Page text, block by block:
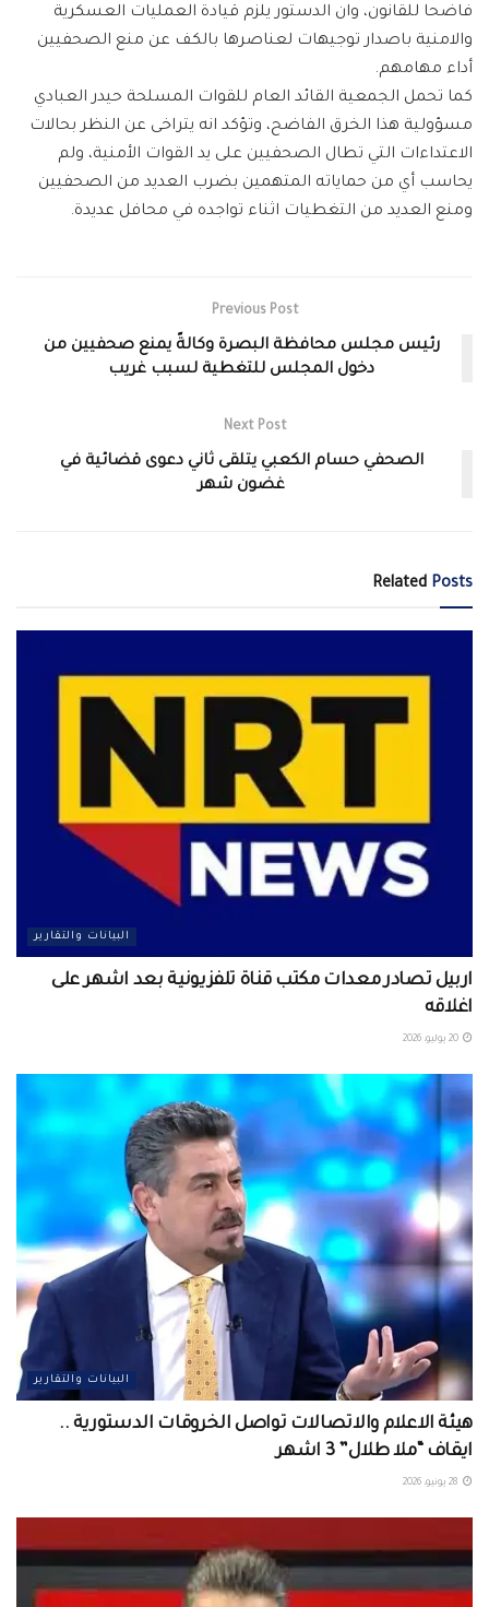
فاضحا للقانون، وان الدستور يلزم قيادة العمليات العسكرية
والامنية باصدار توجيهات لعناصرها بالكف عن منع الصحفيين
أداء مهامهم.
كما تحمل الجمعية القائد العام للقوات المسلحة حيدر العبادي
مسؤولية هذا الخرق الفاضح، وتؤكد انه يتراخى عن النظر بحالات
الاعتداءات التي تطال الصحفيين على يد القوات الأمنية، ولم
يحاسب أي من حماياته المتهمين بضرب العديد من الصحفيين
ومنع العديد من التغطيات اثناء تواجده في محافل عديدة.
Previous Post
رئيس مجلس محافظة البصرة وكالةً يمنع صحفيين من
دخول المجلس للتغطية لسبب غريب
Next Post
الصحفي حسام الكعبي يتلقى ثاني دعوى قضائية في
غضون شهر
Related Posts
البيانات والتقارير
اربيل تصادر معدات مكتب قناة تلفزيونية بعد اشهر على
اغلاقه
البيانات والتقارير
هيئة الاعلام والاتصالات تواصل الخروقات الدستورية ..
ايقاف “ملا طلال” 3 اشهر